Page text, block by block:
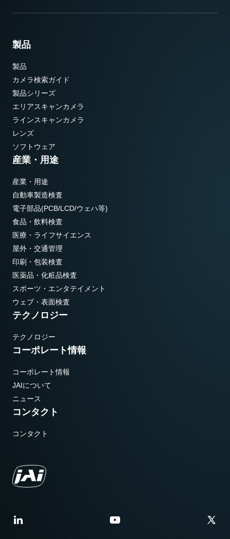
製品
製品
カメラ検索ガイド
製品シリーズ
エリアスキャンカメラ
ラインスキャンカメラ
レンズ
ソフトウェア
産業・用途
産業・用途
自動車製造検査
電子部品(PCB/LCD/ウェハ等)
食品・飲料検査
医療・ライフサイエンス
屋外・交通管理
印刷・包装検査
医薬品・化粧品検査
スポーツ・エンタテイメント
ウェブ・表面検査
テクノロジー
テクノロジー
コーポレート情報
コーポレート情報
JAIについて
ニュース
コンタクト
コンタクト